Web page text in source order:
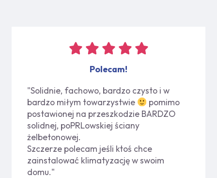
Polecam!
"Solidnie, fachowo, bardzo czysto i w
bardzo miłym towarzystwie
pomimo
postawionej na przeszkodzie BARDZO
solidnej, poPRLowskiej ściany
żelbetonowej.
Szczerze polecam jeśli ktoś chce
zainstalować klimatyzację w swoim
domu."